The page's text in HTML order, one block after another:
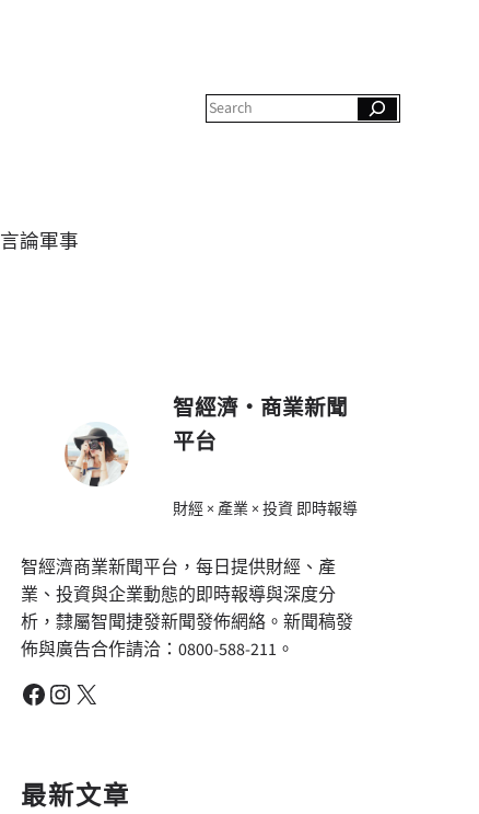
c
言論軍事
智經濟・商業新聞
平台
財經 × 產業 × 投資 即時報導
智經濟商業新聞平台，每日提供財經、產
業、投資與企業動態的即時報導與深度分
析，隸屬智聞捷發新聞發佈網絡。新聞稿發
佈與廣告合作請洽：0800-588-211。
Facebook Instagram X
最新文章